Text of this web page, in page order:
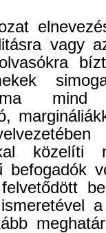
vagy
mind
közelíti
befogadók